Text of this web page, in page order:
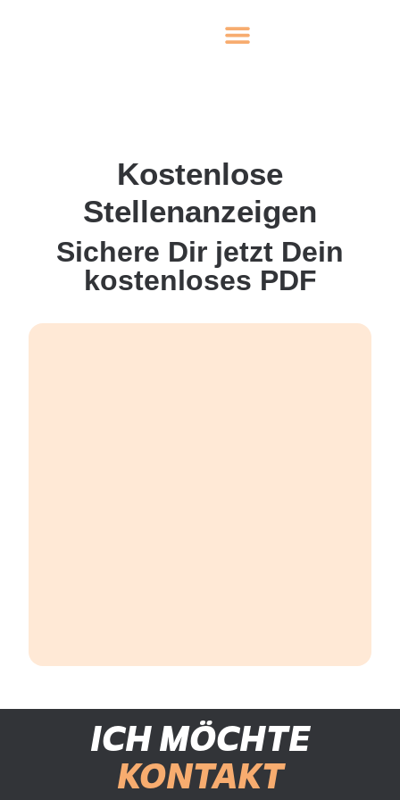
Kostenlose
Stellenanzeigen
Sichere Dir jetzt Dein
kostenloses PDF
ICH MÖCHTE
KONTAKT